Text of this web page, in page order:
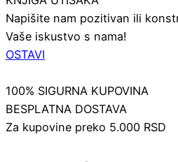
Napišite nam pozitivan ili
Vaše iskustvo s nama!
OSTAVI
100% SIGURNA KUPOVINA
BESPLATNA DOSTAVA
Za kupovine preko 5.000 RSD